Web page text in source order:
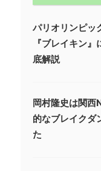
パリオリンピッ
『ブレイキン
底解説
岡村隆史は関西
的なブレイクダ
た